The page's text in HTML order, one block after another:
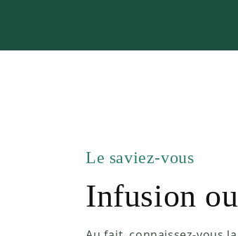
Le saviez-vous
Infusion